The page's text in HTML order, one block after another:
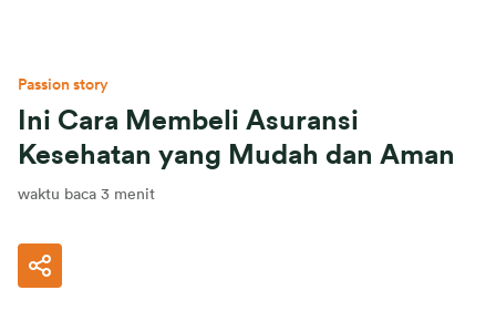
Passion story
Ini Cara Membeli Asuransi
Kesehatan yang Mudah dan Aman
waktu baca 3 menit